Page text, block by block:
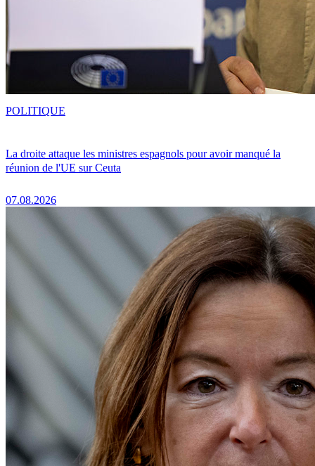
La droite attaque les ministres espagnols pour avoir manqué la
réunion de l'UE sur Ceuta
07.08.2026
POLITIQUE